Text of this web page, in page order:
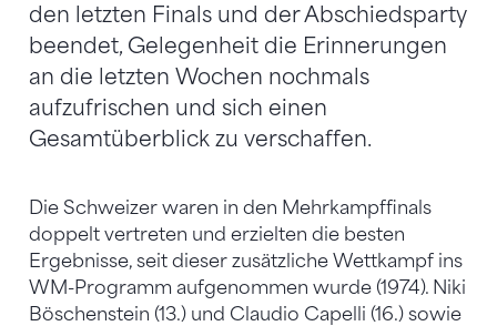
den letzten Finals und der Abschiedsparty
beendet, Gelegenheit die Erinnerungen
an die letzten Wochen nochmals
aufzufrischen und sich einen
Gesamtüberblick zu verschaffen.
Die Schweizer waren in den Mehrkampffinals
doppelt vertreten und erzielten die besten
Ergebnisse, seit dieser zusätzliche Wettkampf ins
WM-Programm aufgenommen wurde (1974). Niki
Böschenstein (13.) und Claudio Capelli (16.) sowie